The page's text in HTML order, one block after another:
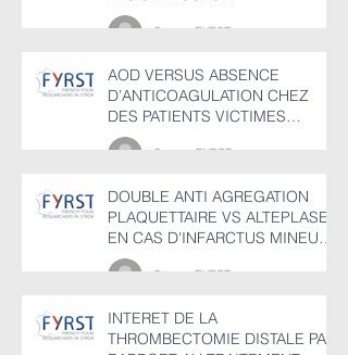
CAROTIDIENNES
Groupr FYRST
AOD VERSUS ABSENCE
D’ANTICOAGULATION CHEZ
DES PATIENTS VICTIMES
D’HEMORRAGIE CEREBRALE
Groupe FYRST
DOUBLE ANTI AGREGATION
PLAQUETTAIRE VS ALTEPLASE
EN CAS D'INFARCTUS MINEUR
NON INVALIDANT AVEC OU
Groupr FYRST
INTERET DE LA
THROMBECTOMIE DISTALE PAR